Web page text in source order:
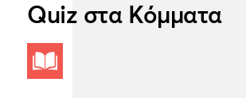
Quiz στα Κόμματα